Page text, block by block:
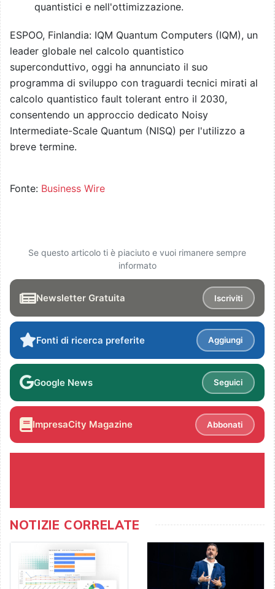
quantistici e nell'ottimizzazione.
ESPOO, Finlandia: IQM Quantum Computers (IQM), un
leader globale nel calcolo quantistico
superconduttivo, oggi ha annunciato il suo
programma di sviluppo con traguardi tecnici mirati al
calcolo quantistico fault tolerant entro il 2030,
consentendo un approccio dedicato Noisy
Intermediate-Scale Quantum (NISQ) per l'utilizzo a
breve termine.
Fonte: Business Wire
Se questo articolo ti è piaciuto e vuoi rimanere sempre
informato
Newsletter Gratuita Iscriviti
Fonti di ricerca preferite Aggiungi
Google News Seguici
ImpresaCity Magazine Abbonati
NOTIZIE CORRELATE